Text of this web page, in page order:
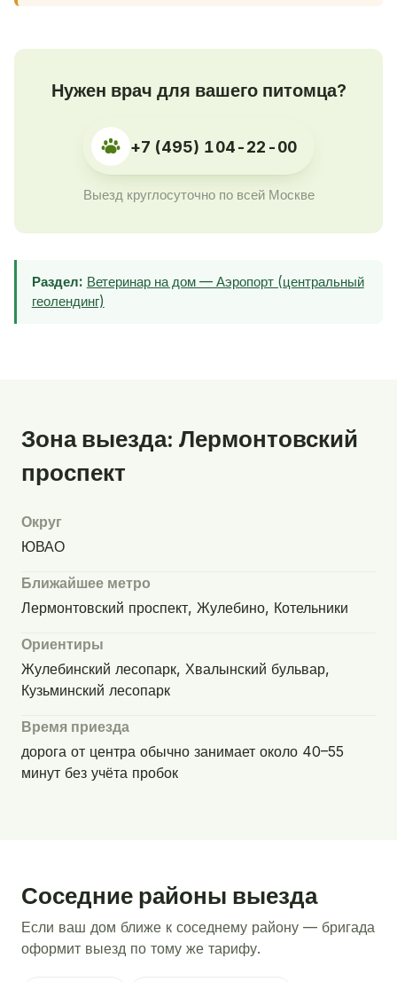
Нужен врач для вашего питомца?
+7 (495) 104-22-00
Выезд круглосуточно по всей Москве
Раздел: Ветеринар на дом — Аэропорт (центральный
геолендинг)
Зона выезда: Лермонтовский
проспект
Округ
ЮВАО
Ближайшее метро
Лермонтовский проспект, Жулебино, Котельники
Ориентиры
Жулебинский лесопарк, Хвалынский бульвар,
Кузьминский лесопарк
Время приезда
дорога от центра обычно занимает около 40–55
минут без учёта пробок
Соседние районы выезда
Если ваш дом ближе к соседнему району — бригада
оформит выезд по тому же тарифу.